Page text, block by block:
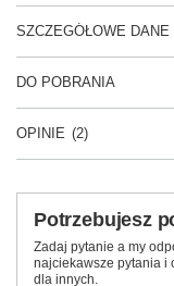
SZCZEGÓŁOWE DANE
DO POBRANIA
OPINIE (2)
Potrzebujesz
Zadaj pytanie a my
najciekawsze pytania i
dla innych.